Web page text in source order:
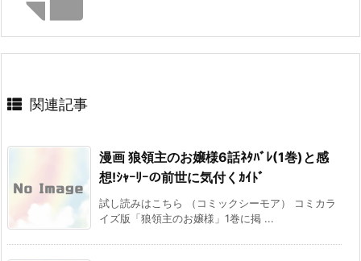
関連記事
漫画 狼領主のお嬢様6話ﾈﾀﾊﾞﾚ(1巻)と感
想!ｼｬｰﾘｰの前世に気付くｶｲﾄﾞ
試し読みはこちら （コミックシーモア） コミカラ
イズ版「狼領主のお嬢様」1巻に掲 ...